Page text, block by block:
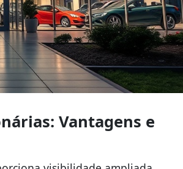
Vantagens e